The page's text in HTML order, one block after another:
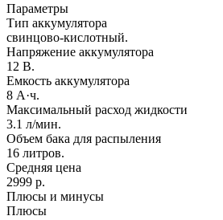
Параметры
Тип аккумулятора
свинцово-кислотный.
Напряжение аккумулятора
12 В.
Емкость аккумулятора
8 А·ч.
Максимальный расход жидкости
3.1 л/мин.
Объем бака для распыления
16 литров.
Средняя цена
2999 р.
Плюсы и минусы
Плюсы